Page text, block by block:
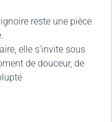
reste une pièce
elle s’invite sous
de douceur, de